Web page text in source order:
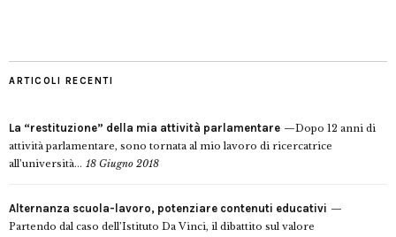
ARTICOLI RECENTI
La “restituzione” della mia attività parlamentare
Dopo 12 anni di
attività parlamentare, sono tornata al mio lavoro di ricercatrice
all’università... 18 Giugno 2018
Alternanza scuola-lavoro, potenziare contenuti educativi
Partendo dal caso dell’Istituto Da Vinci, il dibattito sul valore